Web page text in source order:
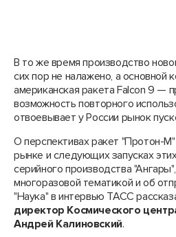
В то же время производство
сих пор не налажено, а основной
американская ракета Falcon 9 —
возможность повторного
отвоевывает у России рынок
О перспективах ракет "Протон-
рынке и следующих запусках
серийного производства
многоразовой тематикой и об
"Наука" в интервью ТАСС
директор Космического
Андрей Калиновский.